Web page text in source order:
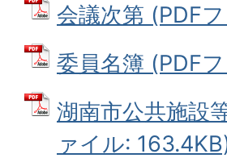
会議次第 (PDF
委員名簿 (PDF
湖南市公共施設
ァイル: